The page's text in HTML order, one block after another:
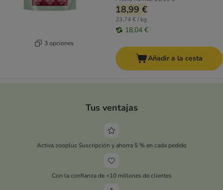
3 opciones
18,99 €
23,74 € / kg
18,04 €
Añadir a la cesta
Tus ventajas
Activa zooplus Suscripción y ahorra 5 % en cada pedido
Con la confianza de +10 millones de clientes